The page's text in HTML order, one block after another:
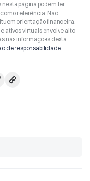
nesta página podem ter
referência. Não
orientação financeira,
ativos virtuais envolve alto
nas informações desta
de responsabilidade.